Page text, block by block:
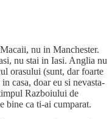
nu in Manchester.
nu stai in Iasi. Anglia nu
orasului (sunt, dar foarte
casa, doar eu si nevasta-
Razboiului de
bine ca ti-ai cumparat.